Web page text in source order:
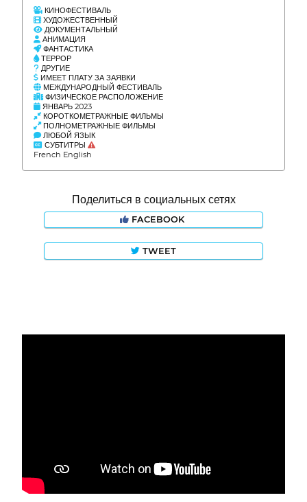
КИНОФЕСТИВАЛЬ
ХУДОЖЕСТВЕННЫЙ
ДОКУМЕНТАЛЬНЫЙ
АНИМАЦИЯ
ФАНТАСТИКА
ТЕРРОР
ДРУГИЕ
ИМЕЕТ ПЛАТУ ЗА ЗАЯВКИ
МЕЖДУНАРОДНЫЙ ФЕСТИВАЛЬ
ФИЗИЧЕСКОЕ РАСПОЛОЖЕНИЕ
ЯНВАРЬ 2023
КОРОТКОМЕТРАЖНЫЕ ФИЛЬМЫ
ПОЛНОМЕТРАЖНЫЕ ФИЛЬМЫ
ЛЮБОЙ ЯЗЫК
СУБТИТРЫ
French English
Поделиться в социальных сетях
FACEBOOK
TWEET